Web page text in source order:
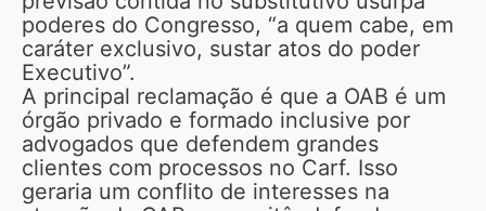
poderes do Congresso, “a quem cabe, em
caráter exclusivo, sustar atos do poder
Executivo”.
A principal reclamação é que a OAB é um
órgão privado e formado inclusive por
advogados que defendem grandes
clientes com processos no Carf. Isso
geraria um conflito de interesses na